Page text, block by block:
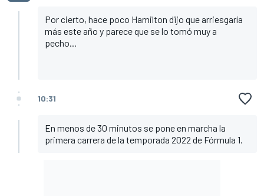
Por cierto, hace poco Hamilton dijo que arriesgaría
más este año y parece que se lo tomó muy a
pecho...
10:31
En menos de 30 minutos se pone en marcha la
primera carrera de la temporada 2022 de Fórmula 1.